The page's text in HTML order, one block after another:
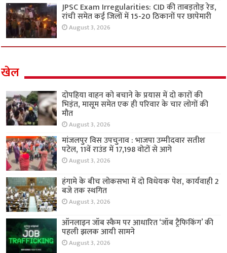
JPSC Exam Irregularities: CID की ताबड़तोड़ रेड,
रांची समेत कई जिलों में 15-20 ठिकानों पर छापेमारी
August 3, 2026
खेल
दोपहिया वाहन को बचाने के प्रयास में दो कारों की
भिड़ंत, मासूम समेत एक ही परिवार के चार लोगों की
मौत
August 3, 2026
मांजलपुर विस उपचुनाव : भाजपा उम्मीदवार सतीश
पटेल, 11वें राउंड में 17,198 वोटों से आगे
August 3, 2026
हंगामे के बीच लोकसभा में दो विधेयक पेश, कार्यवाही 2
बजे तक स्थगित
August 3, 2026
ऑनलाइन जॉब स्कैम पर आधारित ‘जॉब ट्रैफिकिंग’ की
पहली झलक आयी सामने
August 3, 2026